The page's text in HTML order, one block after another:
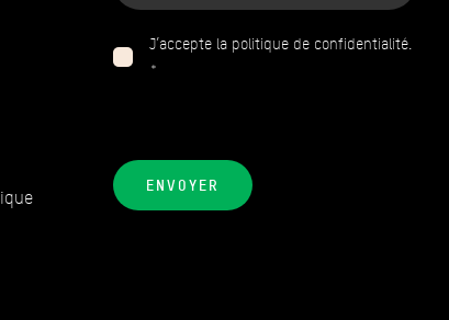
J’accepte la politique de confidentialité.
*
ENVOYER